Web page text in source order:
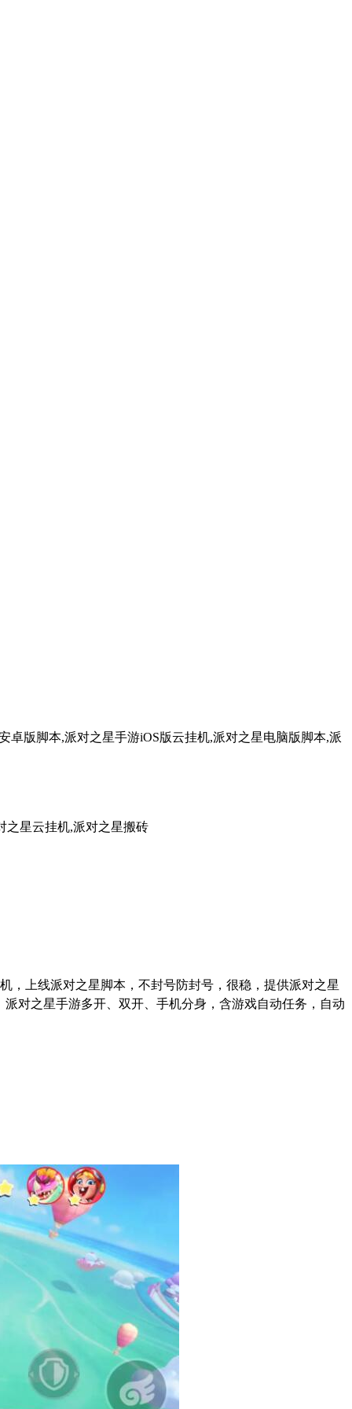
版脚本,派对之星手游iOS版云挂机,派对之星电脑版脚本,派
之星云挂机,派对之星搬砖
，上线派对之星脚本，不封号防封号，很稳，提供派对之星
对之星手游多开、双开、手机分身，含游戏自动任务，自动